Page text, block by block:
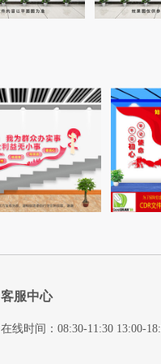
客服中心
在线时间：08:30-11:30 13:00-